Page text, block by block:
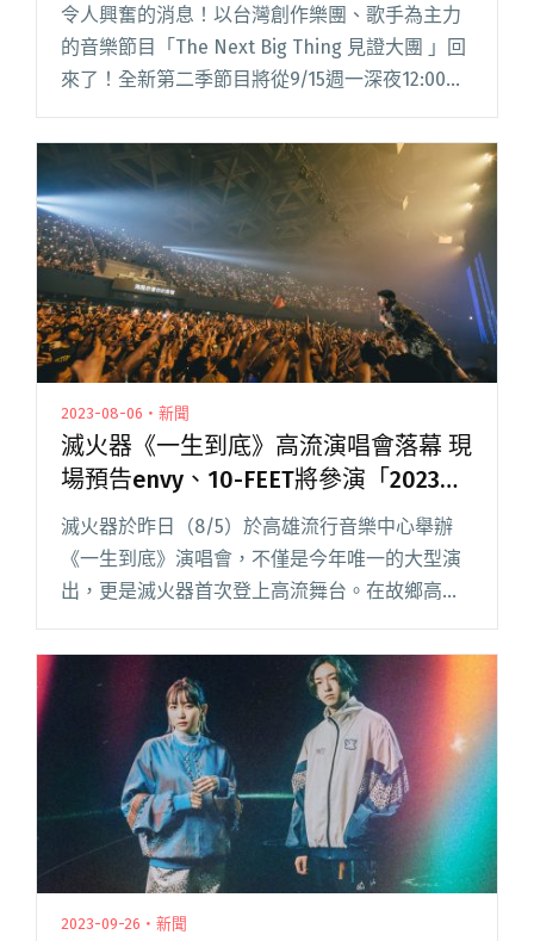
令人興奮的消息！以台灣創作樂團、歌手為主力
的音樂節目「The Next Big Thing 見證大團 」回
來了！全新第二季節目將從9/15週一深夜12:00東
風電視台 CH37播出，透過電視螢光幕，在家也能
享受到這些音樂人的live演出魅力閱讀全文 "「見
證大團」電視節目回來了！四分衛、1976首週登
場！"
2023-08-06・新聞
滅火器《一生到底》高流演唱會落幕 現
場預告envy、10-FEET將參演「2023火
球祭」
滅火器於昨日（8/5）於高雄流行音樂中心舉辦
《一生到底》演唱會，不僅是今年唯一的大型演
出，更是滅火器首次登上高流舞台。在故鄉高雄
隊實力，不負眾望創下演唱會五千人完售的好成
績，他們也感動說：「謝謝今天閱讀全文 "滅火
器《一生到底》高流演唱會落幕 現場預告envy、
10-FEET將參演「2023火球祭」"
2023-09-26・新聞